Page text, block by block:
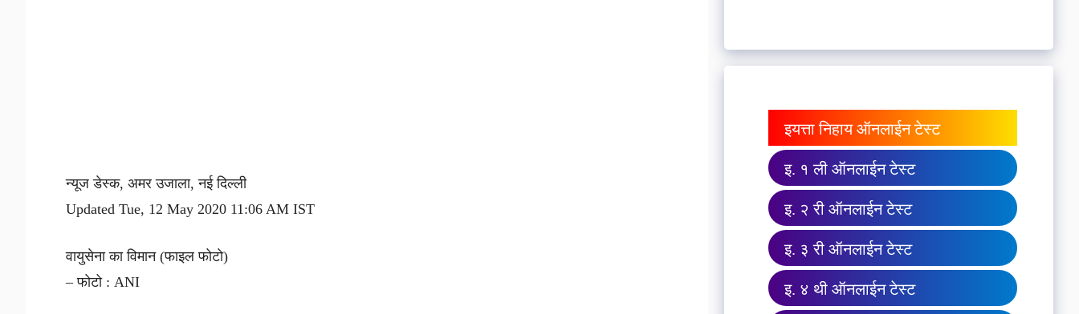
न्यूज डेस्क, अमर उजाला, नई दिल्ली
Updated Tue, 12 May 2020 11:06 AM IST
वायुसेना का विमान (फाइल फोटो)
– फोटो : ANI
इयत्ता निहाय ऑनलाईन टेस्ट
इ. १ ली ऑनलाईन टेस्ट
इ. २ री ऑनलाईन टेस्ट
इ. ३ री ऑनलाईन टेस्ट
इ. ४ थी ऑनलाईन टेस्ट